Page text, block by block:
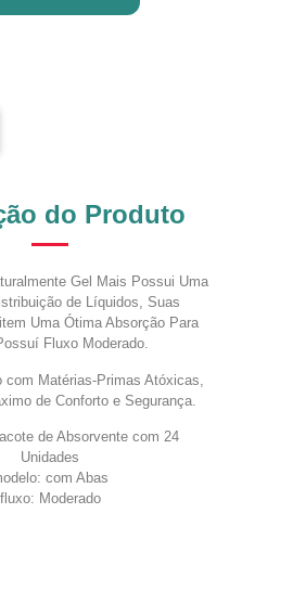
do Produto
Gel Mais Possui Uma
de Líquidos, Suas
Uma Ótima Absorção Para
Fluxo Moderado.
com Matérias-Primas Atóxicas,
de Conforto e Segurança.
de Absorvente com 24
Unidades
com Abas
fluxo: Moderado